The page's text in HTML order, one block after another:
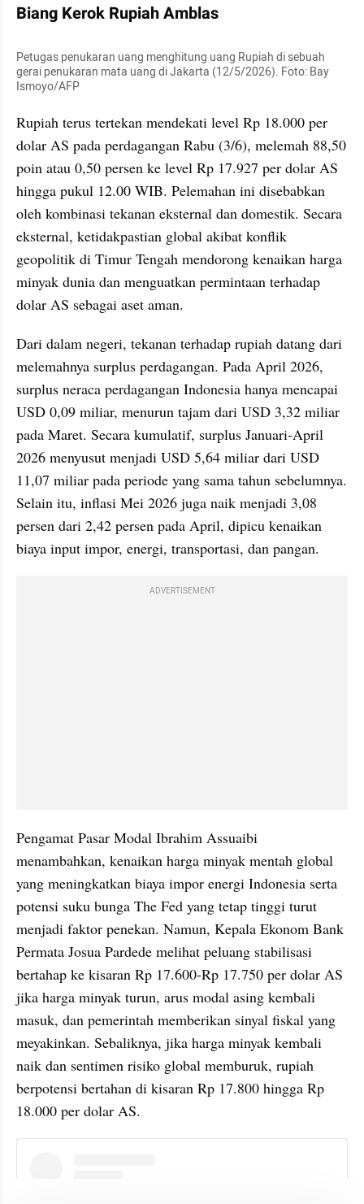
Biang Kerok Rupiah Amblas
Petugas penukaran uang menghitung uang Rupiah di sebuah
gerai penukaran mata uang di Jakarta (12/5/2026). Foto: Bay
Ismoyo/AFP
Rupiah terus tertekan mendekati level Rp 18.000 per
dolar AS pada perdagangan Rabu (3/6), melemah 88,50
poin atau 0,50 persen ke level Rp 17.927 per dolar AS
hingga pukul 12.00 WIB. Pelemahan ini disebabkan
oleh kombinasi tekanan eksternal dan domestik. Secara
eksternal, ketidakpastian global akibat konflik
geopolitik di Timur Tengah mendorong kenaikan harga
minyak dunia dan menguatkan permintaan terhadap
dolar AS sebagai aset aman.
Dari dalam negeri, tekanan terhadap rupiah datang dari
melemahnya surplus perdagangan. Pada April 2026,
surplus neraca perdagangan Indonesia hanya mencapai
USD 0,09 miliar, menurun tajam dari USD 3,32 miliar
pada Maret. Secara kumulatif, surplus Januari-April
2026 menyusut menjadi USD 5,64 miliar dari USD
11,07 miliar pada periode yang sama tahun sebelumnya.
Selain itu, inflasi Mei 2026 juga naik menjadi 3,08
persen dari 2,42 persen pada April, dipicu kenaikan
biaya input impor, energi, transportasi, dan pangan.
ADVERTISEMENT
Pengamat Pasar Modal Ibrahim Assuaibi
menambahkan, kenaikan harga minyak mentah global
yang meningkatkan biaya impor energi Indonesia serta
potensi suku bunga The Fed yang tetap tinggi turut
menjadi faktor penekan. Namun, Kepala Ekonom Bank
Permata Josua Pardede melihat peluang stabilisasi
bertahap ke kisaran Rp 17.600-Rp 17.750 per dolar AS
jika harga minyak turun, arus modal asing kembali
masuk, dan pemerintah memberikan sinyal fiskal yang
meyakinkan. Sebaliknya, jika harga minyak kembali
naik dan sentimen risiko global memburuk, rupiah
berpotensi bertahan di kisaran Rp 17.800 hingga Rp
18.000 per dolar AS.